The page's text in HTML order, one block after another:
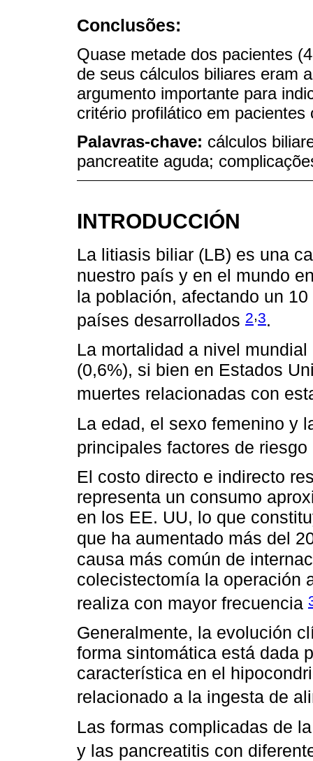
Conclusões:
Quase metade dos pacientes
de seus cálculos biliares eram
argumento importante para
critério profilático em
Palavras-chave: cálculos
pancreatite aguda;
INTRODUCCIÓN
La litiasis biliar (LB) es una
nuestro país y en el mundo
la población, afectando un
países desarrollados 2,3.
La mortalidad a nivel
(0,6%), si bien en Estados
muertes relacionadas con
La edad, el sexo femenino y
principales factores de
El costo directo e indirecto
representa un consumo
en los EE. UU, lo que
que ha aumentado más del
causa más común de
colecistectomía la operación
realiza con mayor frecuencia
Generalmente, la evolución
forma sintomática está dada
característica en el
relacionado a la ingesta de
Las formas complicadas de
y las pancreatitis con